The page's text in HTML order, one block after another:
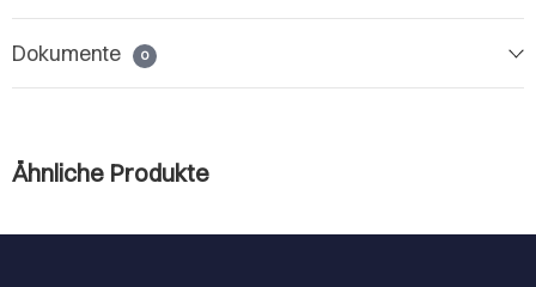
Dokumente 0
Ähnliche Produkte